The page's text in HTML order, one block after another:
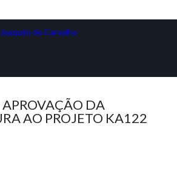
APROVAÇÃO DA
AO PROJETO KA122